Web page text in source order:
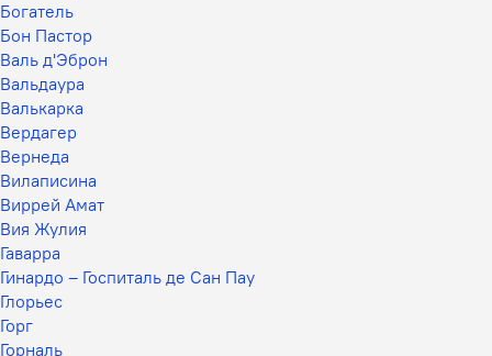
Богатель
Бон Пастор
Валь д'Эброн
Вальдаура
Валькарка
Вердагер
Вернеда
Вилаписина
Виррей Амат
Вия Жулия
Гаварра
Гинардо – Госпиталь де Сан Пау
Глорьес
Горг
Горналь